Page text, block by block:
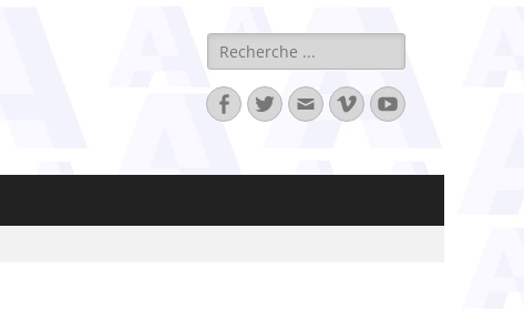
Rechercher :
Facebook
TwitterAdresse
de
VimeoYouTube